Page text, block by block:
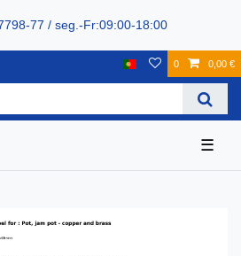
77 / seg.-Fr:09:00-18:00
0 0,00 €
☰